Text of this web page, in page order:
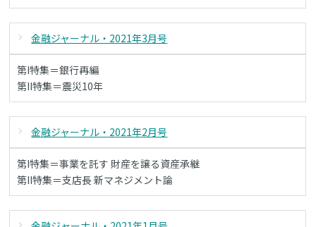
金融ジャーナル・2021年3月号
第I特集＝銀行再編
第II特集＝震災10年
金融ジャーナル・2021年2月号
第I特集＝事業を託す 財産を譲る資産承継
第II特集＝支店長 新マネジメント論